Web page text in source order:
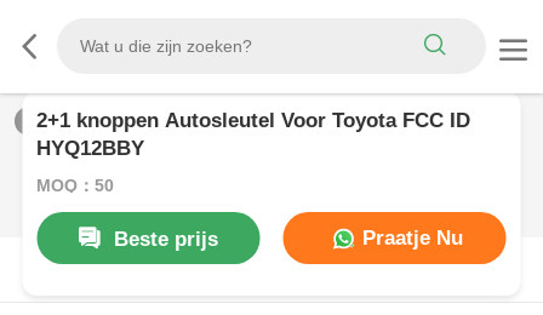
/0
2+1 knoppen Autosleutel Voor Toyota FCC ID
HYQ12BBY
MOQ：50
Beste prijs
Praatje Nu
PRODUCTOMSCHRIJVING